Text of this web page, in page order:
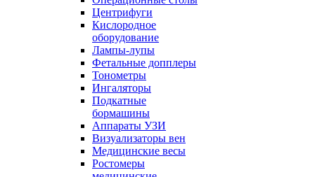
Центрифуги
Кислородное
оборудование
Лампы-лупы
Фетальные допплеры
Тонометры
Ингаляторы
Подкатные
бормашины
Аппараты УЗИ
Визуализаторы вен
Медицинские весы
Ростомеры